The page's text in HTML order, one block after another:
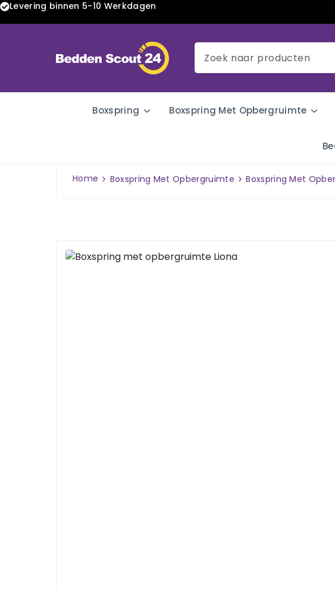
Levering binnen 5-10 Werkdagen
Boxspring Boxspring Met Opbergruimte
Home Boxspring Met Opbergruimte Boxspring Met